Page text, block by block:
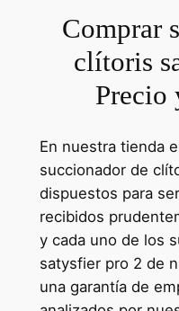
Comprar
clítoris
Precio
En nuestra tienda
succionador de
dispuestos para
recibidos
y cada uno de los
satysfier pro 2 de
una garantía de